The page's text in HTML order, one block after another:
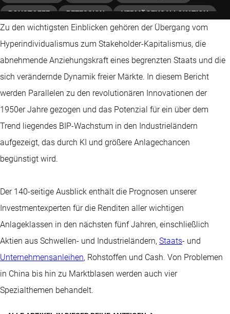
ROHSTOFFE REZESSION VERMÖGENSALLOKATION
MAKROAUSBLICK
Zu den wichtigsten Einblicken gehören der Übergang vom
Hyperindividualismus zum Stakeholder-Kapitalismus, die
abnehmende Anziehungskraft eines begrenzten Staats und die
sich verändernde Dynamik freier Märkte. In diesem Bericht
werden Parallelen zu den revolutionären Innovationen der
1950er Jahre gezogen und das Potenzial für ein über dem
Trend liegendes BIP-Wachstum in den Industrieländern
aufgezeigt, das durch KI und größere Anlagechancen
begünstigt wird.
Der 140-seitige Ausblick enthält die Prognosen unserer
Investmentexperten für die Renditen aller wichtigen
Anlageklassen in den nächsten fünf Jahren, einschließlich
Aktien aus Schwellen- und Industrieländern, Staats- und
Unternehmensanleihen, Rohstoffen und Cash. Von Problemen
in China bis hin zu Marktblasen werden auch vier
Spezialthemen behandelt.